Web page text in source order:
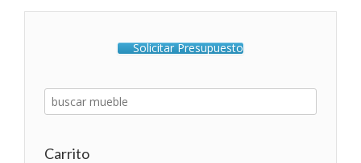
Solicitar Presupuesto
Carrito